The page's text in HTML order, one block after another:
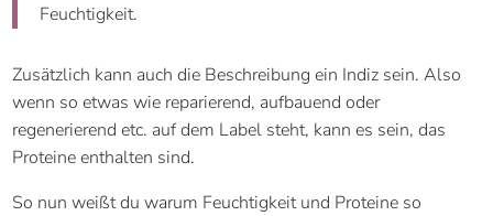
Feuchtigkeit.
Zusätzlich kann auch die Beschreibung ein Indiz sein. Also
wenn so etwas wie reparierend, aufbauend oder
regenerierend etc. auf dem Label steht, kann es sein, das
Proteine enthalten sind.
So nun weißt du warum Feuchtigkeit und Proteine so